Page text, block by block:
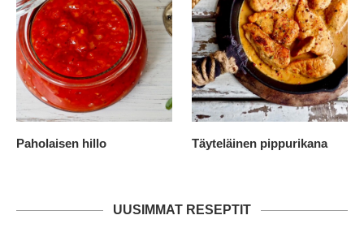
Paholaisen hillo Täyteläinen pippurikana
UUSIMMAT RESEPTIT